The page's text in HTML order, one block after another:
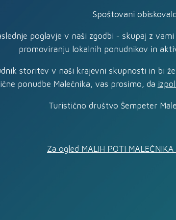
Spoštovani
poglavje v naši zgodbi - skupaj z
promoviranju lokalnih ponudnikov in
storitev v naši krajevni skupnosti in bi
ponudbe Malečnika, vas prosimo, da
Turistično društvo Šempeter
Za ogled MALIH POTI